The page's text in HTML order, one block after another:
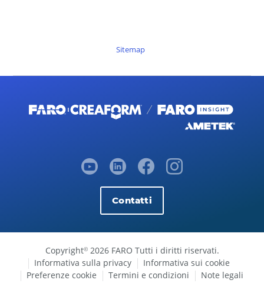
Sitemap
Contatti
Copyright©2026 FARO Tutti i diritti riservati.
Informativa sulla privacy
Informativa sui cookie
Preferenze cookie
Termini e condizioni Note legali